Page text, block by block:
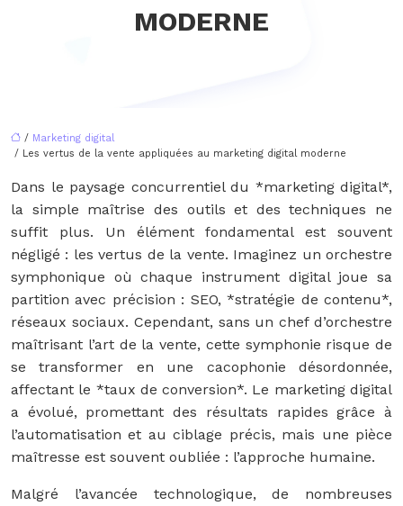
MODERNE
/ Marketing digital
/ Les vertus de la vente appliquées au marketing digital moderne
Dans le paysage concurrentiel du *marketing digital*,
la simple maîtrise des outils et des techniques ne
suffit plus. Un élément fondamental est souvent
négligé : les vertus de la vente. Imaginez un orchestre
symphonique où chaque instrument digital joue sa
partition avec précision : SEO, *stratégie de contenu*,
réseaux sociaux. Cependant, sans un chef d’orchestre
maîtrisant l’art de la vente, cette symphonie risque de
se transformer en une cacophonie désordonnée,
affectant le *taux de conversion*. Le marketing digital
a évolué, promettant des résultats rapides grâce à
l’automatisation et au ciblage précis, mais une pièce
maîtresse est souvent oubliée : l’approche humaine.
Malgré l’avancée technologique, de nombreuses